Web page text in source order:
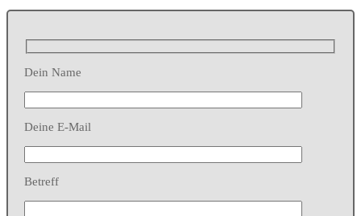
Dein Name
Deine E-Mail
Betreff